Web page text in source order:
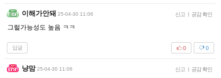
이해가안돼 25-04-30 11:06 신고 | 공감 확인
그럴가능성도 높음 ㅋㅋ
답글 0
0
냥맘 25-04-30 11:06 신고 | 공감 확인